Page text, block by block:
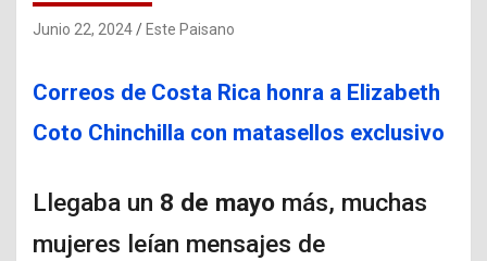
Junio 22, 2024 Este Paisano
Correos de Costa Rica honra a Elizabeth
Coto Chinchilla con matasellos exclusivo
Llegaba un 8 de mayo más, muchas
mujeres leían mensajes de